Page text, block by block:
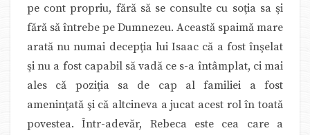
pe cont propriu, fără să se consulte cu soţia sa şi
fără să întrebe pe Dumnezeu. Această spaimă mare
arată nu numai decepţia lui Isaac că a fost înşelat
şi nu a fost capabil să vadă ce s-a întâmplat, ci mai
ales că poziţia sa de cap al familiei a fost
ameninţată şi că altcineva a jucat acest rol în toată
povestea. Într-adevăr, Rebeca este cea care a